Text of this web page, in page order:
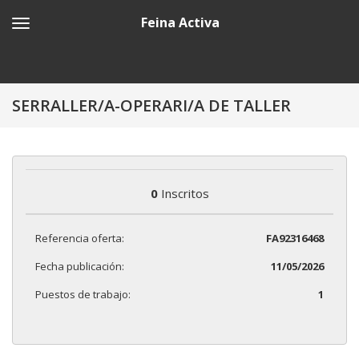
Feina Activa
SERRALLER/A-OPERARI/A DE TALLER
0Inscritos
Referencia oferta:
FA92316468
Fecha publicación:
11/05/2026
Puestos de trabajo:
1